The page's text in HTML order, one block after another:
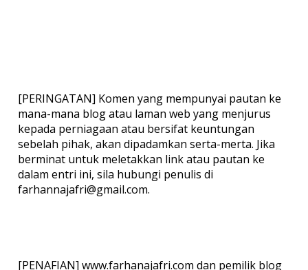
[PERINGATAN] Komen yang mempunyai pautan ke
mana-mana blog atau laman web yang menjurus
kepada perniagaan atau bersifat keuntungan
sebelah pihak, akan dipadamkan serta-merta. Jika
berminat untuk meletakkan link atau pautan ke
dalam entri ini, sila hubungi penulis di
farhannajafri@gmail.com.
[PENAFIAN] www.farhanajafri.com dan pemilik blog